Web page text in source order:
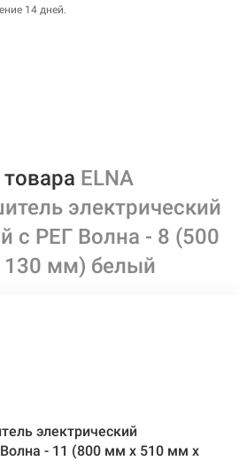
14 дней.
ELNA
электрический
с РЕГ Волна - 8 (500
мм) белый
электрический
- 11 (800 мм х 510 мм х